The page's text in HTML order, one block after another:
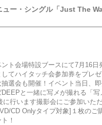
ー・シングル「Just The
ント会場特設ブースにて7月16
てハイタッチ会参加券をプレゼ
選会も開催！イベント当日、
と一緒に写メが撮れる「写
に行います撮影会にご参加いただ
CD Onlyタイプ対象]１枚の
！